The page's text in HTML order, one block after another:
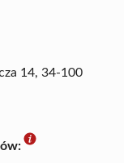
14, 34-100